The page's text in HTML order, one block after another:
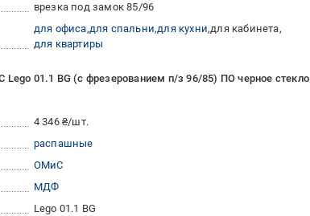
врезка под замок 85/96
для офиса для спальни для кухни для кабинета
для квартиры
01.1 BG (с фрезерованием п/з 96/85) ПО черное стекло
4 346 ₴/шт.
распашные
ОМиС
МДФ
Lego 01.1 BG